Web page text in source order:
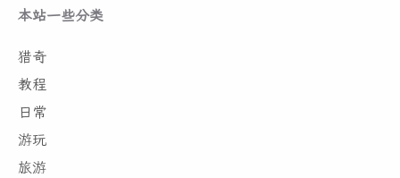
本站一些分类
猎奇
教程
日常
游玩
旅游